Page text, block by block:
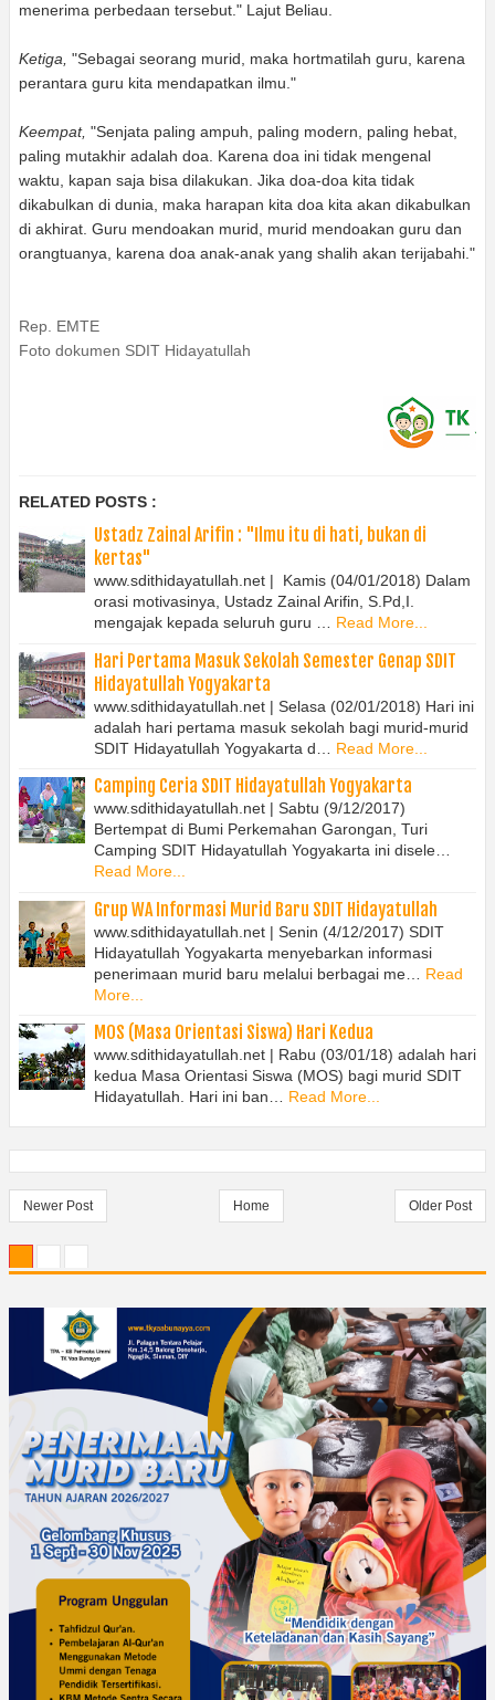
menerima perbedaan tersebut." Lajut Beliau.
Ketiga, "Sebagai seorang murid, maka hortmatilah guru, karena
perantara guru kita mendapatkan ilmu."
Keempat, "Senjata paling ampuh, paling modern, paling hebat,
paling mutakhir adalah doa. Karena doa ini tidak mengenal
waktu, kapan saja bisa dilakukan. Jika doa-doa kita tidak
dikabulkan di dunia, maka harapan kita doa kita akan dikabulkan
di akhirat. Guru mendoakan murid, murid mendoakan guru dan
orangtuanya, karena doa anak-anak yang shalih akan terijabahi."
Rep. EMTE
Foto dokumen SDIT Hidayatullah
RELATED POSTS :
Ustadz Zainal Arifin : "Ilmu itu di hati, bukan di
kertas"
www.sdithidayatullah.net | Kamis (04/01/2018) Dalam
orasi motivasinya, Ustadz Zainal Arifin, S.Pd,I.
mengajak kepada seluruh guru … Read More...
Hari Pertama Masuk Sekolah Semester Genap SDIT
Hidayatullah Yogyakarta
www.sdithidayatullah.net | Selasa (02/01/2018) Hari ini
adalah hari pertama masuk sekolah bagi murid-murid
SDIT Hidayatullah Yogyakarta d…
Read More...
Camping Ceria SDIT Hidayatullah Yogyakarta
www.sdithidayatullah.net | Sabtu (9/12/2017)
Bertempat di Bumi Perkemahan Garongan, Turi
Camping SDIT Hidayatullah Yogyakarta ini disele…
Read More...
Grup WA Informasi Murid Baru SDIT Hidayatullah
www.sdithidayatullah.net | Senin (4/12/2017) SDIT
Hidayatullah Yogyakarta menyebarkan informasi
penerimaan murid baru melalui berbagai me…
Read
More...
MOS (Masa Orientasi Siswa) Hari Kedua
www.sdithidayatullah.net | Rabu (03/01/18) adalah hari
kedua Masa Orientasi Siswa (MOS) bagi murid SDIT
Hidayatullah. Hari ini ban… Read More...
Newer Post Older Post
Home